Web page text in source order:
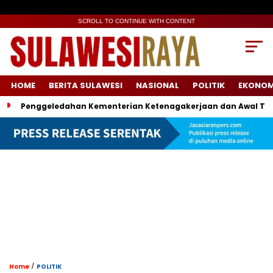
SCROLL TO CONTINUE WITH CONTENT
HOME BERITA SULAWESI NASIONAL POLITIK
Penggeledahan Kementerian Ketenagakerjaan dan Awal
Home / POLITIK